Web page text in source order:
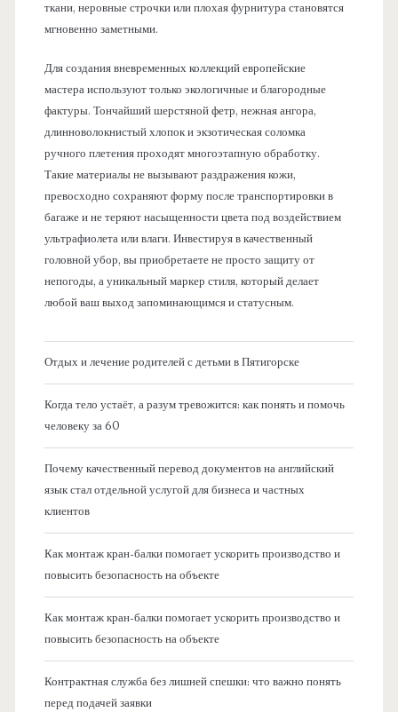
ткани, неровные строчки или плохая фурнитура становятся
мгновенно заметными.
Для создания вневременных коллекций европейские
мастера используют только экологичные и благородные
фактуры. Тончайший шерстяной фетр, нежная ангора,
длинноволокнистый хлопок и экзотическая соломка
ручного плетения проходят многоэтапную обработку.
Такие материалы не вызывают раздражения кожи,
превосходно сохраняют форму после транспортировки в
багаже и не теряют насыщенности цвета под воздействием
ультрафиолета или влаги. Инвестируя в качественный
головной убор, вы приобретаете не просто защиту от
непогоды, а уникальный маркер стиля, который делает
любой ваш выход запоминающимся и статусным.
Отдых и лечение родителей с детьми в Пятигорске
Когда тело устаёт, а разум тревожится: как понять и помочь
человеку за 60
Почему качественный перевод документов на английский
язык стал отдельной услугой для бизнеса и частных
клиентов
Как монтаж кран-балки помогает ускорить производство и
повысить безопасность на объекте
Как монтаж кран-балки помогает ускорить производство и
повысить безопасность на объекте
Контрактная служба без лишней спешки: что важно понять
перед подачей заявки